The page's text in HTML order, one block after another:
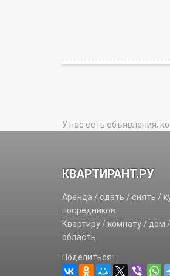
У нас есть объявления,
КВАРТИРАНТ.РУ
Аренда / сдать / снять /
посредников.
Квартиру / комнату / дом
область
Поделиться: